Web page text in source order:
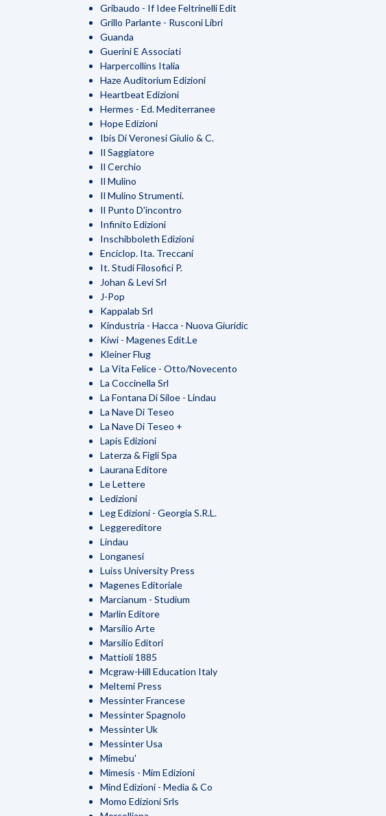
Gribaudo - If Idee Feltrinelli Edit
Grillo Parlante - Rusconi Libri
Guanda
Guerini E Associati
Harpercollins Italia
Haze Auditorium Edizioni
Heartbeat Edizioni
Hermes - Ed. Mediterranee
Hope Edizioni
Ibis Di Veronesi Giulio & C.
Il Saggiatore
Il Cerchio
Il Mulino
Il Mulino Strumenti.
Il Punto D'incontro
Infinito Edizioni
Inschibboleth Edizioni
Enciclop. Ita. Treccani
It. Studi Filosofici P.
Johan & Levi Srl
J-Pop
Kappalab Srl
Kindustria - Hacca - Nuova Giuridic
Kiwi - Magenes Edit.Le
Kleiner Flug
La Vita Felice - Otto/Novecento
La Coccinella Srl
La Fontana Di Siloe - Lindau
La Nave Di Teseo
La Nave Di Teseo +
Lapis Edizioni
Laterza & Figli Spa
Laurana Editore
Le Lettere
Ledizioni
Leg Edizioni - Georgia S.R.L.
Leggereditore
Lindau
Longanesi
Luiss University Press
Magenes Editoriale
Marcianum - Studium
Marlin Editore
Marsilio Arte
Marsilio Editori
Mattioli 1885
Mcgraw-Hill Education Italy
Meltemi Press
Messinter Francese
Messinter Spagnolo
Messinter Uk
Messinter Usa
Mimebu'
Mimesis - Mim Edizioni
Mind Edizioni - Media & Co
Momo Edizioni Srls